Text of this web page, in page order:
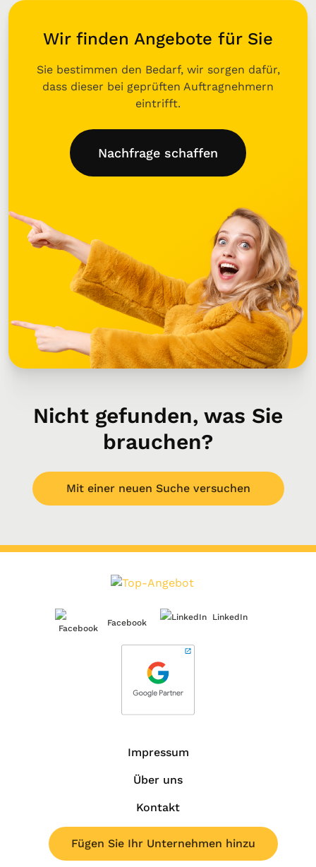
Wir finden Angebote für Sie
Sie bestimmen den Bedarf, wir sorgen dafür,
dass dieser bei geprüften Auftragnehmern
eintrifft.
Nachfrage schaffen
Nicht gefunden, was Sie
brauchen?
Mit einer neuen Suche versuchen
Facebook
LinkedIn
Impressum
Über uns
Kontakt
Fügen Sie Ihr Unternehmen hinzu